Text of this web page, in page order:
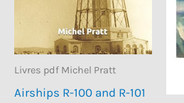
Livres pdf Michel Pratt
Airships R-100 and R-101